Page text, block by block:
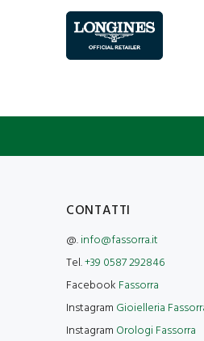
CONTATTI
@.info@fassorra.it
Tel.+39 0587 292846
Facebook Fassorra
Instagram Gioielleria
Instagram Orologi Fassorra